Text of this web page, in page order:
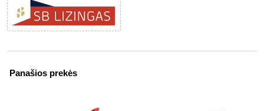
Panašios prekės